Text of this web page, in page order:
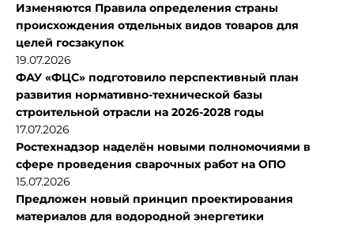
Изменяются Правила определения страны
происхождения отдельных видов товаров для
целей госзакупок
19.07.2026
ФАУ «ФЦС» подготовило перспективный план
развития нормативно-технической базы
строительной отрасли на 2026-2028 годы
17.07.2026
Ростехнадзор наделён новыми полномочиями в
сфере проведения сварочных работ на ОПО
15.07.2026
Предложен новый принцип проектирования
материалов для водородной энергетики